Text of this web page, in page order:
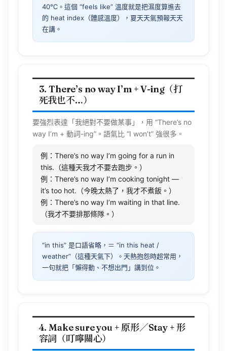
40℃。這個 “feels like” 溫度就是把濕度算進去
的 heat index（體感溫度），夏天天氣預報天天
在講。
3. There’s no way I’m + V-ing（打
死我也不…）
要強烈表達「我絕對不要做某事」，用 “There’s no
way I’m + 動詞-ing”。語氣比 “I won’t” 強很多。
例：There’s no way I’m going for a run in
this.（這種天我才不要去跑步。）
例：There’s no way I’m cooking tonight —
it’s too hot.（今晚太熱了，我才不煮飯。）
例：There’s no way I’m waiting in that line.
（我才不要排那條隊。）
“in this” 是口語省略，＝ “in this heat /
weather”（這種天氣下）。天熱抱怨時超常用，
一句就把「懶得動、不想出門」講到位。
4. Make sure you + 原形／Stay + 形
容詞（叮嚀關心）